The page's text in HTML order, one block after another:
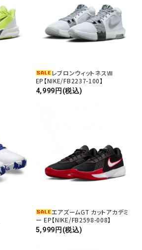
レブロンウィットネスⅧ
EP【NIKE/FB2237-100】
4,999円(税込)
エアズームGT カットアカデミ
ー EP【NIKE/FB2598-008】
5,999円(税込)